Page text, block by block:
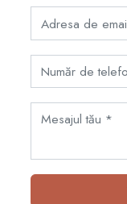
Email
Telefon
Mesaj